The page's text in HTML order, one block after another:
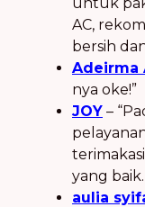
AC,
bersih
Adeirma
nya oke!”
JOY –
yang
aulia